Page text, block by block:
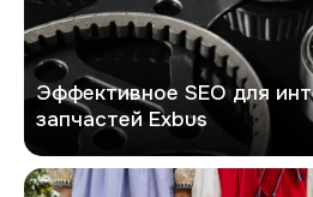
Эффективное SEO для
запчастей Exbus
Казачий рассвет